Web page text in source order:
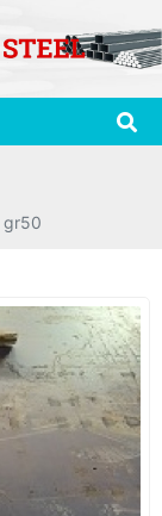
gr50